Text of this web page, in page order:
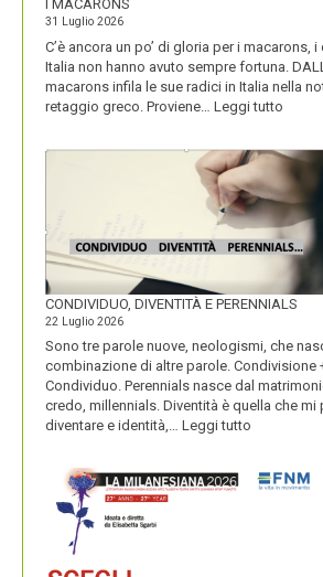
I MACARONS
31 Luglio 2026
C’è ancora un po’ di gloria per i macarons,
Italia non hanno avuto sempre fortuna.
macarons infila le sue radici in Italia nella
retaggio greco. Proviene… Leggi tutto
CONDIVIDUO, DIVENTITÀ E PERENNIALS
22 Luglio 2026
Sono tre parole nuove, neologismi, che
combinazione di altre parole. Condivisione
Condividuo. Perennials nasce dal
credo, millennials. Diventità è quella che mi
diventare e identità,… Leggi tutto
E